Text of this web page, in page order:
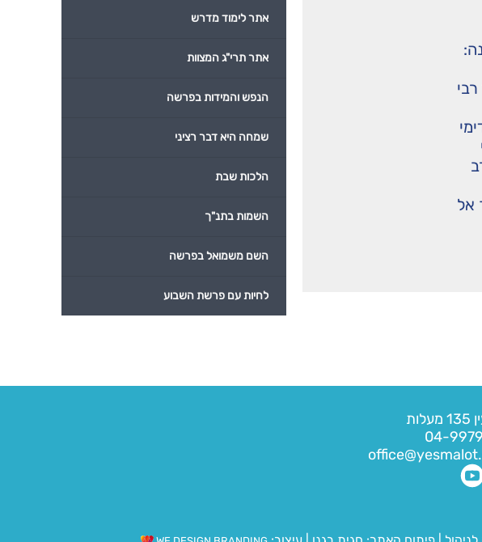
משנה:
אל
אתר לימוד מדרש
אתר תרי"ג המצוות
הנפש והמידות בפרשה
שמחה היא דבר רציני
הלכות שבת
השמות בתנ"ך
השם משמואל בפרשה
לחיות עם פרשת השבוע
04-